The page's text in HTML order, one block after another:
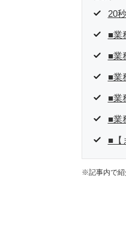
20
■業
■業
■業
■業
■業
■【
※記事内で紹